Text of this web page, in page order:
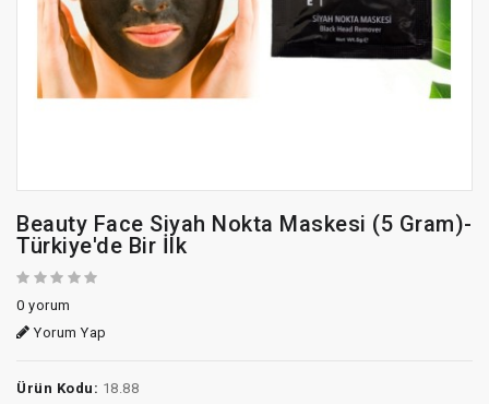
Beauty Face Siyah Nokta Maskesi (5 Gram)-
Türkiye'de Bir İlk
0 yorum
Yorum Yap
Ürün Kodu: 18.88